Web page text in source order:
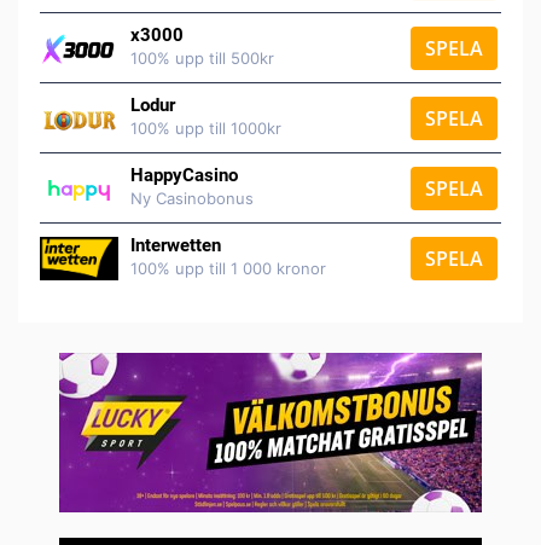
x3000
100% upp till 500kr SPELA
Lodur
100% upp till 1000kr SPELA
HappyCasino
Ny Casinobonus SPELA
Interwetten
100% upp till 1 000 kronor SPELA